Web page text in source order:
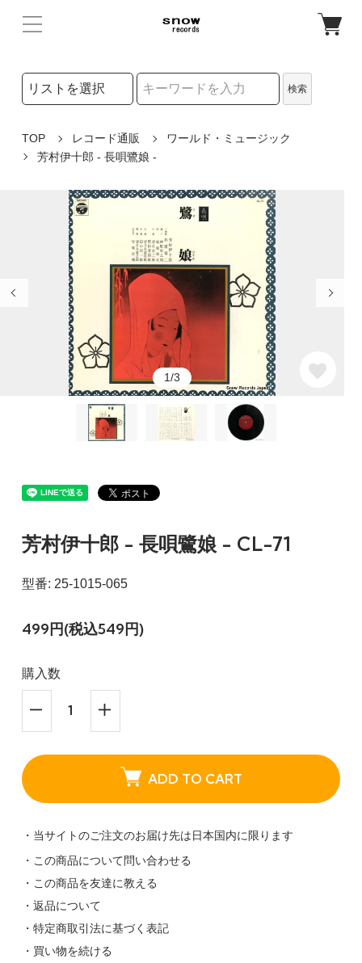
検索リストの選択
検索
TOP レコード通販
ワールド・ミュージック
芳村伊十郎 - 長唄鷺娘 -
1/3
芳村伊十郎 - 長唄鷺娘 - CL-71
型番: 25-1015-065
499円(税込549円)
購入数
ADD TO CART
・当サイトのご注文のお届け先は日本国内に限ります
・この商品について問い合わせる
・この商品を友達に教える
・返品について
・特定商取引法に基づく表記
・買い物を続ける